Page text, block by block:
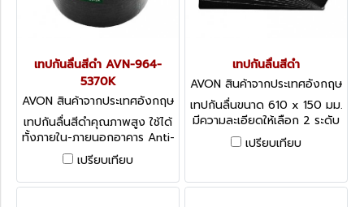
เทปกันลื่นสีดำ AVN-964-
5370K
AVON สินค้าจากประเทศอังกฤษ
-1
เทปกันลื่นสีดำคุณภาพสูง ใช้ได้
ทั้งภายใน-ภายนอกอาคาร Anti-
Slip Self Adhesive Floor
Tape
เปรียบเทียบ
เทปกันลื่นสีดำ
AVON สินค้าจากประเทศอังกฤษ
-1
เทปกันลื่นขนาด 610 x 150 มม.
มีความละเอียดให้เลือก 2 ระดับ
Anti-slip Cleats (General
Purpose - Coarse)
เปรียบเทียบ